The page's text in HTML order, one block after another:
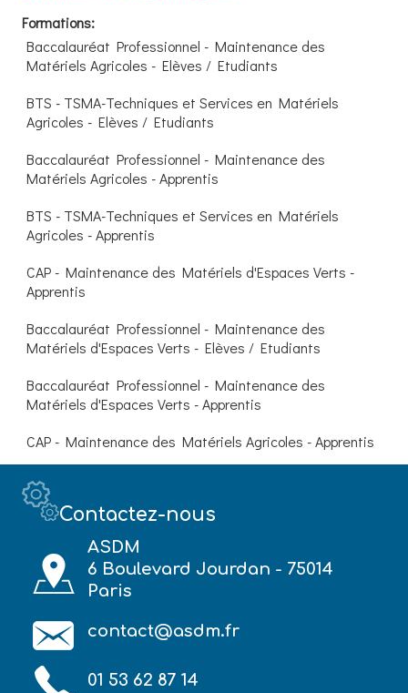
Formations:
Baccalauréat Professionnel - Maintenance des
Matériels Agricoles - Elèves / Etudiants
BTS - TSMA-Techniques et Services en Matériels
Agricoles - Elèves / Etudiants
Baccalauréat Professionnel - Maintenance des
Matériels Agricoles - Apprentis
BTS - TSMA-Techniques et Services en Matériels
Agricoles - Apprentis
CAP - Maintenance des Matériels d'Espaces Verts -
Apprentis
Baccalauréat Professionnel - Maintenance des
Matériels d'Espaces Verts - Elèves / Etudiants
Baccalauréat Professionnel - Maintenance des
Matériels d'Espaces Verts - Apprentis
CAP - Maintenance des Matériels Agricoles - Apprentis
Contactez-nous
ASDM
6 Boulevard Jourdan - 75014
Paris
contact@asdm.fr
01 53 62 87 14